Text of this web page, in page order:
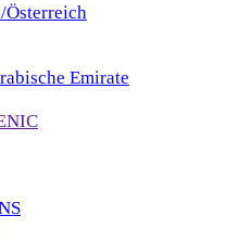
Österreich
Emirate